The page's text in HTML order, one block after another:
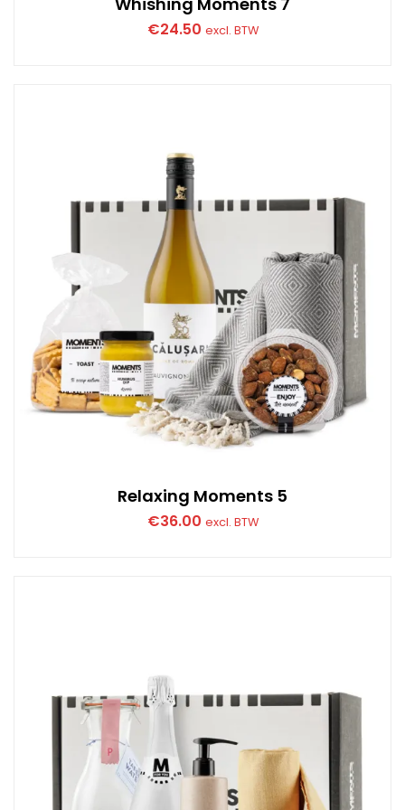
€24.50 excl. BTW
Relaxing Moments 5
€36.00 excl. BTW